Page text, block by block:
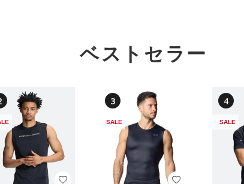
ベストセラー
3
SALE
4
SALE